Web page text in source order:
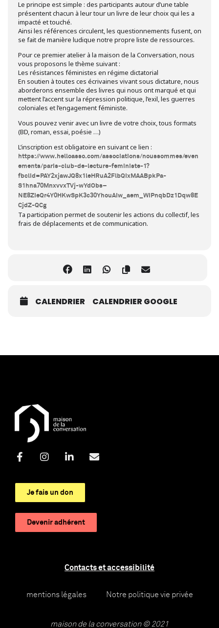
Le principe est simple : des participants autour d’une table
présentent chacun à leur tour un livre de leur choix qui les a
impacté et touché.
Ainsi les références circulent, les questionnements fusent, on
se fait de manière ludique notre propre liste de ressources.
Pour ce premier atelier à la maison de la Conversation, nous
vous proposons le thème suivant :
Les résistances féministes en régime dictatorial
En soutien à toutes ces écrivaines vivant sous dictature, nous
aborderons ensemble des livres qui nous ont marqué et qui
mettent l’accent sur la répression politique, l’exil, les guerres
coloniales et l’engagement féministe.
Vous pouvez venir avec un livre de votre choix, tous formats
(BD, roman, essai, poésie …)
L’inscription est obligatoire en suivant ce lien :
https://www.helloasso.com/associations/noussommes/even
ements/paris-club-de-lecture-feministe-1?
fbclid=PAY2xjawJQ8x1leHRuA2FlbQIxMAABpkPa-
S1hna70MnxvvxTVj-wYdObs–
NE8ZIeQr4Y0HKwSpK3c30YhouAIw_aem_WIPnqbDz1Dqw8E
CjdZ-QCg
Ta participation permet de soutenir les actions du collectif, les
frais de déplacements et de communication.
CALENDRIER CALENDRIER GOOGLE
Je fais un don
Devenir adhérent
Contacts et accessibilité
mentions légales Notre politique vie privée
maison de la conversation © 2021